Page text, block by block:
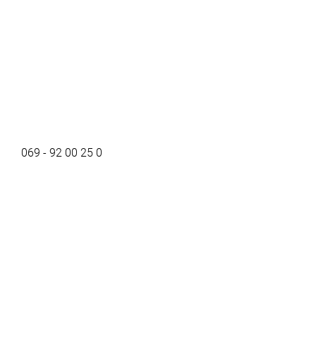
069 - 92 00 25 0